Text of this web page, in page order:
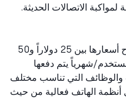
الاتصالات الحديثة.
تتراوح أسعارها بين 25 دولاراً و50
مستخدم/شهرياً يتم دفعها
التي تناسب مختلف
الهاتف فعالية من حيث